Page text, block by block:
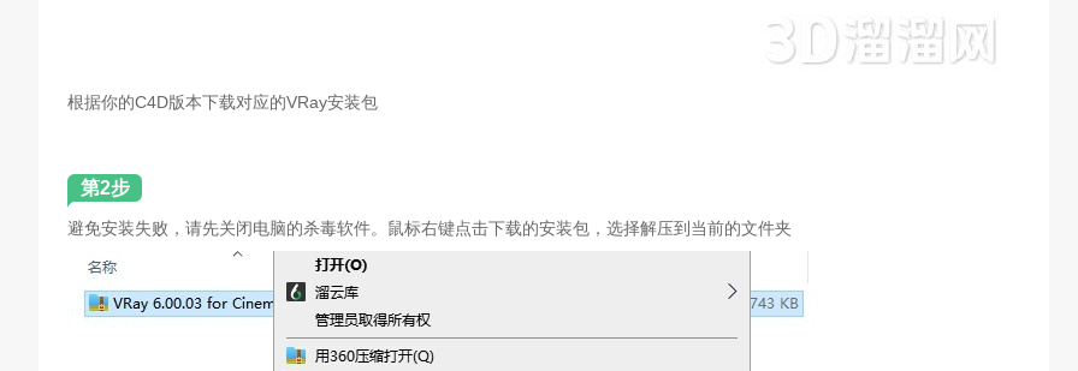
根据你的C4D版本下载对应的VRay安装包
第2步
避免安装失败，请先关闭电脑的杀毒软件。鼠标右键点击下载的安装包，选择解压到当前的文件夹